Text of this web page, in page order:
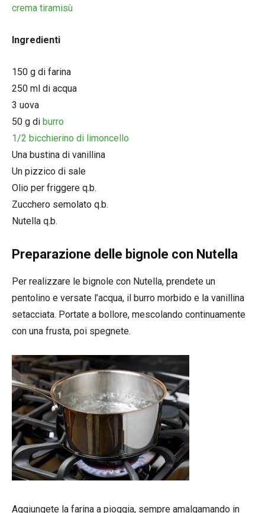
crema tiramisù
Ingredienti
150 g di farina
250 ml di acqua
3 uova
50 g di burro
1/2 bicchierino di limoncello
Una bustina di vanillina
Un pizzico di sale
Olio per friggere q.b.
Zucchero semolato q.b.
Nutella q.b.
Preparazione delle bignole con Nutella
Per realizzare le bignole con Nutella, prendete un
pentolino e versate l’acqua, il burro morbido e la vanillina
setacciata. Portate a bollore, mescolando continuamente
con una frusta, poi spegnete.
Aggiungete la farina a pioggia, sempre amalgamando in